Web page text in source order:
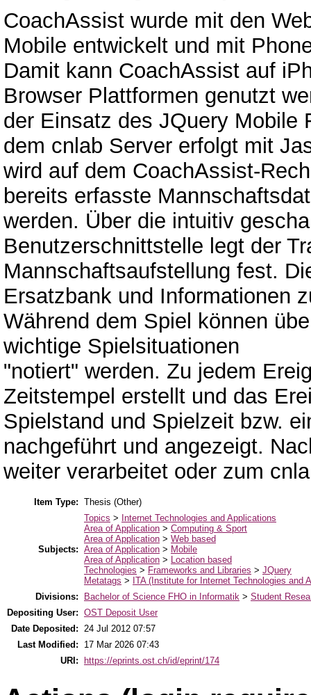
CoachAssist wurde mit den
Mobile entwickelt und mit
Damit kann CoachAssist auf
Browser Plattformen genutzt
der Einsatz des JQuery Mobile
dem cnlab Server erfolgt mit
wird auf dem CoachAssist-
bereits erfasste
werden. Über die intuitiv
Benutzerschnittstelle legt der
Mannschaftsaufstellung fest.
Ersatzbank und Informationen
Während dem Spiel können
wichtige Spielsituationen
"notiert" werden. Zu jedem
Zeitstempel erstellt und das
Spielstand und Spielzeit bzw.
nachgeführt und angezeigt.
weiter verarbeitet oder zum
Item Type: Thesis (Other)
Subjects:
Topics > Internet Technologies and Applications
Area of Application > Computing & Sport
Area of Application > Web based
Area of Application > Mobile
Area of Application > Location based
Technologies > Frameworks and Libraries > JQuery
Metatags > ITA (Institute for Internet Technologies and
Divisions:
Bachelor of Science FHO in Informatik > Student
Depositing User: OST Deposit User
Date Deposited: 24 Jul 2012 07:57
Last Modified:
17 Mar 2026 07:43
URI:
https://eprints.ost.ch/id/eprint/174